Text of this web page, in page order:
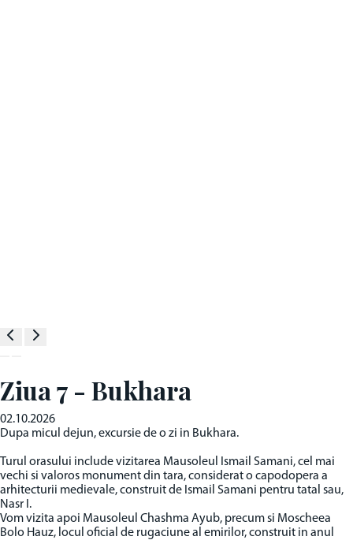
Ziua 7 - Bukhara
02.10.2026
Dupa micul dejun, excursie de o zi in Bukhara.
Turul orasului include vizitarea Mausoleul Ismail Samani, cel mai
vechi si valoros monument din tara, considerat o capodopera a
arhitecturii medievale, construit de Ismail Samani pentru tatal sau,
Nasr I.
Vom vizita apoi Mausoleul Chashma Ayub, precum si Moscheea
Bolo Hauz, locul oficial de rugaciune al emirilor, construit in anul